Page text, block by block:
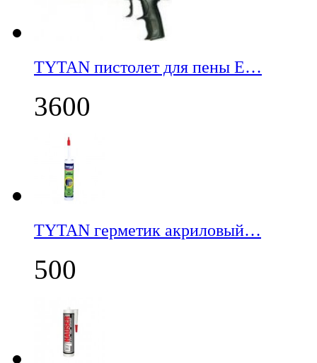
TYTAN пистолет для пены E…
3600
TYTAN герметик акриловый…
500